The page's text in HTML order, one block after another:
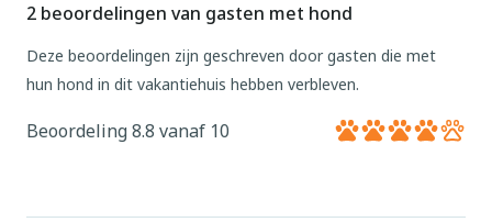
2 beoordelingen van gasten met hond
Deze beoordelingen zijn geschreven door gasten die met
hun hond in dit vakantiehuis hebben verbleven.
Beoordeling 8.8 vanaf 10